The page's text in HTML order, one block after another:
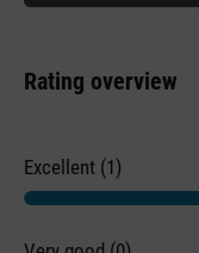
Rating overview
Excellent (1)